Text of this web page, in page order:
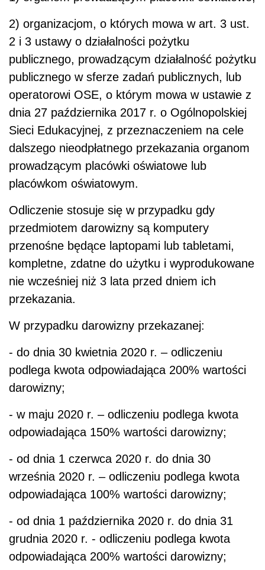
2) organizacjom, o których mowa w art. 3 ust.
2 i 3 ustawy o działalności pożytku
publicznego, prowadzącym działalność pożytku
publicznego w sferze zadań publicznych, lub
operatorowi OSE, o którym mowa w ustawie z
dnia 27 października 2017 r. o Ogólnopolskiej
Sieci Edukacyjnej, z przeznaczeniem na cele
dalszego nieodpłatnego przekazania organom
prowadzącym placówki oświatowe lub
placówkom oświatowym.
Odliczenie stosuje się w przypadku gdy
przedmiotem darowizny są komputery
przenośne będące laptopami lub tabletami,
kompletne, zdatne do użytku i wyprodukowane
nie wcześniej niż 3 lata przed dniem ich
przekazania.
W przypadku darowizny przekazanej:
- do dnia 30 kwietnia 2020 r. – odliczeniu
podlega kwota odpowiadająca 200% wartości
darowizny;
- w maju 2020 r. – odliczeniu podlega kwota
odpowiadająca 150% wartości darowizny;
- od dnia 1 czerwca 2020 r. do dnia 30
września 2020 r. – odliczeniu podlega kwota
odpowiadająca 100% wartości darowizny;
- od dnia 1 października 2020 r. do dnia 31
grudnia 2020 r. - odliczeniu podlega kwota
odpowiadająca 200% wartości darowizny;